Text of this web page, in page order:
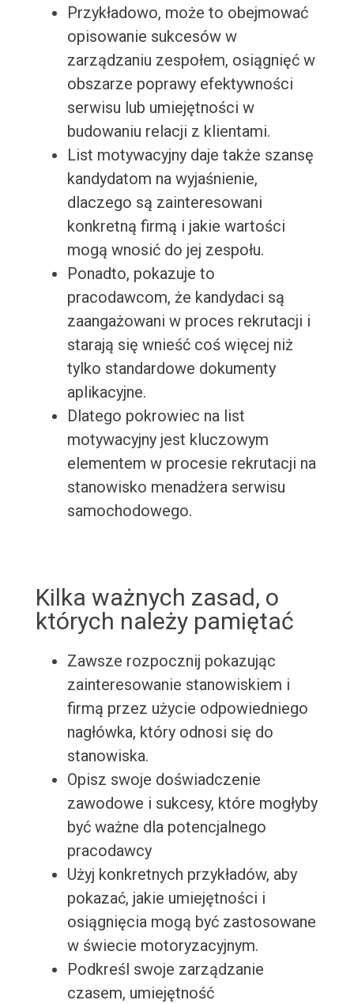
Przykładowo, może to obejmować
opisowanie sukcesów w
zarządzaniu zespołem, osiągnięć w
obszarze poprawy efektywności
serwisu lub umiejętności w
budowaniu relacji z klientami.
List motywacyjny daje także szansę
kandydatom na wyjaśnienie,
dlaczego są zainteresowani
konkretną firmą i jakie wartości
mogą wnosić do jej zespołu.
Ponadto, pokazuje to
pracodawcom, że kandydaci są
zaangażowani w proces rekrutacji i
starają się wnieść coś więcej niż
tylko standardowe dokumenty
aplikacyjne.
Dlatego pokrowiec na list
motywacyjny jest kluczowym
elementem w procesie rekrutacji na
stanowisko menadżera serwisu
samochodowego.
Kilka ważnych zasad, o
których należy pamiętać
Zawsze rozpocznij pokazując
zainteresowanie stanowiskiem i
firmą przez użycie odpowiedniego
nagłówka, który odnosi się do
stanowiska.
Opisz swoje doświadczenie
zawodowe i sukcesy, które mogłyby
być ważne dla potencjalnego
pracodawcy
Użyj konkretnych przykładów, aby
pokazać, jakie umiejętności i
osiągnięcia mogą być zastosowane
w świecie motoryzacyjnym.
Podkreśl swoje zarządzanie
czasem, umiejętność